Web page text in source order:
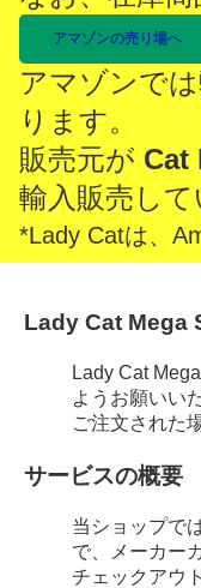
アマゾンの売り場へ
アマゾンで
ります。
販売元が Cat
輸入販売して
*Lady Catは、
Lady Cat Mega
Lady Cat
ようお願いい
ご注文された
サービスの概要
当ショップで
で、メーカー
チェックアウ